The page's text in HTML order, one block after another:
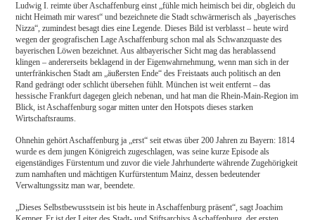
Ludwig I. reimte über Aschaffenburg einst „fühle mich heimisch bei dir, obgleich du
nicht Heimath mir warest“ und bezeichnete die Stadt schwärmerisch als „bayerisches
Nizza“, zumindest besagt dies eine Legende. Dieses Bild ist verblasst – heute wird
wegen der geografischen Lage Aschaffenburg schon mal als Schwanzquaste des
bayerischen Löwen bezeichnet. Aus altbayerischer Sicht mag das herablassend
klingen – andererseits beklagend in der Eigenwahrnehmung, wenn man sich in der
unterfränkischen Stadt am „äußersten Ende“ des Freistaats auch politisch an den
Rand gedrängt oder schlicht übersehen fühlt. München ist weit entfernt – das
hessische Frankfurt dagegen gleich nebenan, und hat man die Rhein-Main-Region im
Blick, ist Aschaffenburg sogar mitten unter den Hotspots dieses starken
Wirtschaftsraums.
Ohnehin gehört Aschaffenburg ja „erst“ seit etwas über 200 Jahren zu Bayern: 1814
wurde es dem jungen Königreich zugeschlagen, was seine kurze Episode als
eigenständiges Fürstentum und zuvor die viele Jahrhunderte währende Zugehörigkeit
zum namhaften und mächtigen Kurfürstentum Mainz, dessen bedeutender
Verwaltungssitz man war, beendete.
„Dieses Selbstbewusstsein ist bis heute in Aschaffenburg präsent“, sagt Joachim